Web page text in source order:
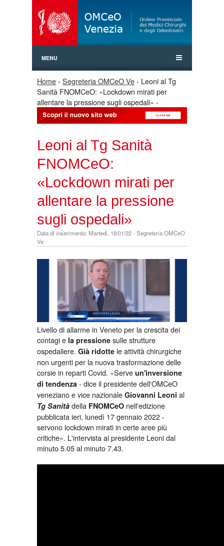
MENU
Tu sei qui
Home › Segreteria OMCeO Ve › Leoni al Tg
Sanità FNOMCeO: «Lockdown mirati per
allentare la pressione sugli ospedali» ›
Leoni al Tg Sanità
FNOMCeO:
«Lockdown mirati per
allentare la pressione
sugli ospedali»
Data di inserimento: Martedì, 18/01/22 - Segreteria OMCeO
Ve
Livello di allarme in Veneto per la crescita dei
contagi e la pressione sulle strutture
ospedaliere. Già ridotte le attività chirurgiche
non urgenti per la nuova trasformazione delle
corsie in reparti Covid. «Serve un'inversione
di tendenza - dice il presidente dell'OMCeO
veneziano e vice nazionale Giovanni Leoni al
Tg Sanità della FNOMCeO nell'edizione
pubblicata ieri, lunedì 17 gennaio 2022 -
servono lockdown mirati in certe aree più
critiche». L'intervista al presidente Leoni dal
minuto 5.05 al minuto 7.43.